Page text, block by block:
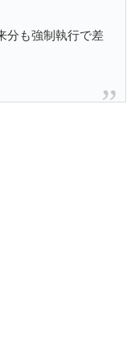
分も強制執行で差